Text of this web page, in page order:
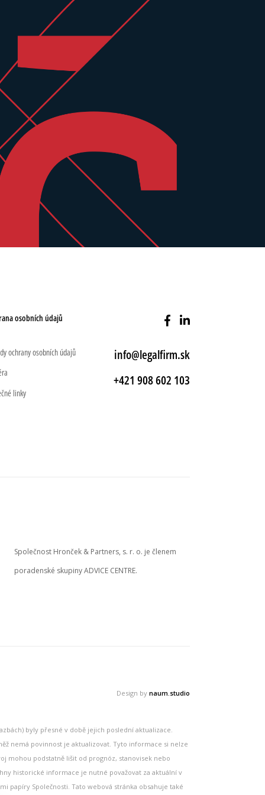
osobních údajů
ochrany osobních údajů
linky
info@legalfirm.sk
+421 908 602 103
Společnost Hronček & Partners, s. r. o. je členem
poradenské skupiny ADVICE CENTRE.
Design by naum.studio
byly přesné v době jejich poslední aktualizace.
nemá povinnost je aktualizovat. Tyto informace si nelze
mohou podstatně lišit od prognóz, stanovisek nebo
historické informace je nutné považovat za aktuální v
papíry Společnosti. Tato webová stránka obsahuje také